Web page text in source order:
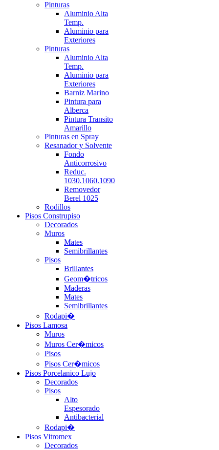
Pinturas
Aluminio Alta
Temp.
Aluminio para
Exteriores
Pinturas
Aluminio Alta
Temp.
Aluminio para
Exteriores
Barniz Marino
Pintura para
Alberca
Pintura Transito
Amarillo
Pinturas en Spray
Resanador y Solvente
Fondo
Anticorrosivo
Reduc.
1030.1060.1090
Removedor
Berel 1025
Rodillos
Pisos Construpiso
Decorados
Muros
Mates
Semibrillantes
Pisos
Brillantes
Geom�tricos
Maderas
Mates
Semibrillantes
Rodapi�
Pisos Lamosa
Muros
Muros Cer�micos
Pisos
Pisos Cer�micos
Pisos Porcelanico Lujo
Decorados
Pisos
Alto
Espesorado
Antibacterial
Rodapi�
Pisos Vitromex
Decorados